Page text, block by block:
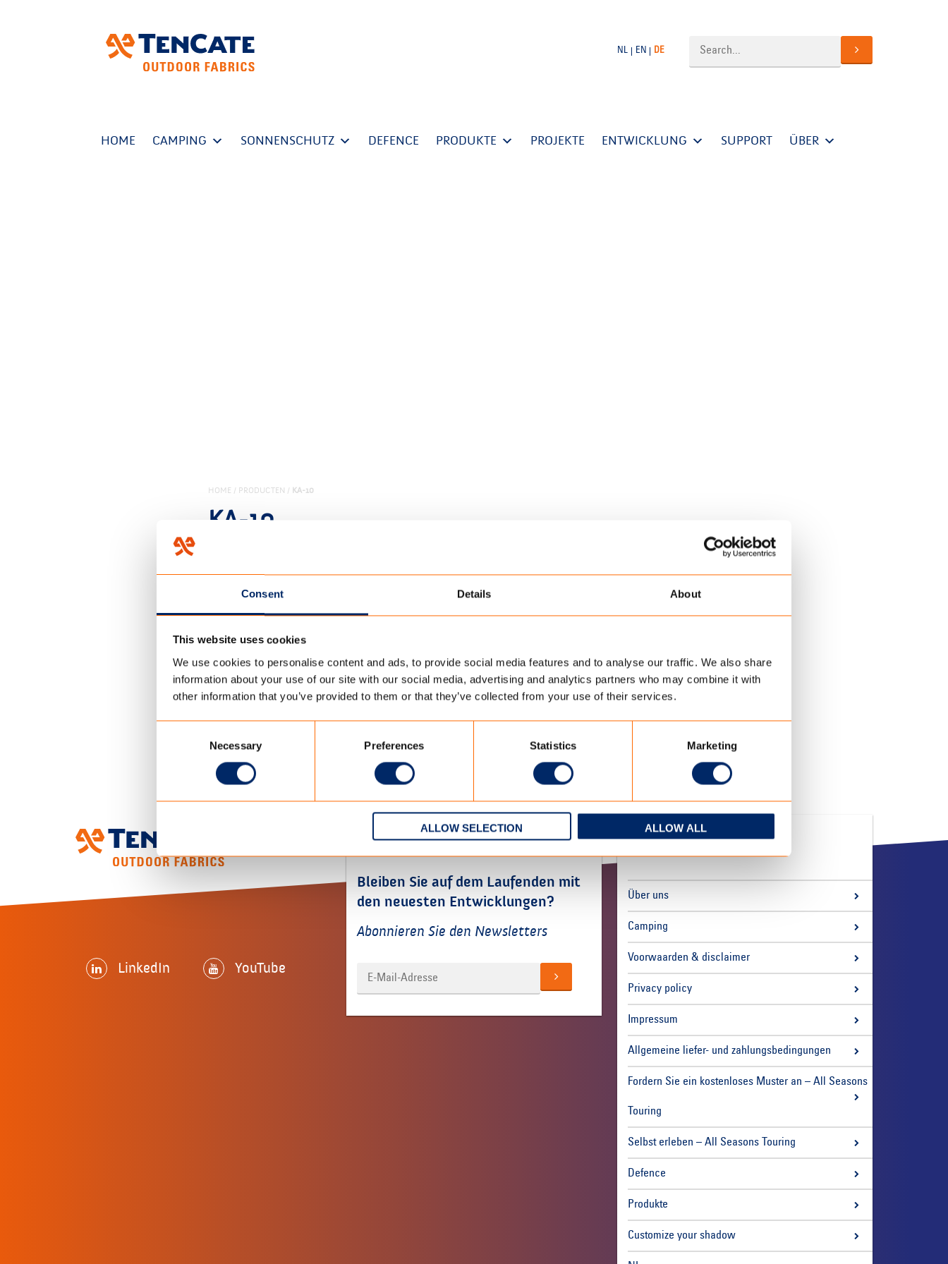
Consent Details About
This website uses cookies
We use cookies to personalise content and ads, to provide social media features and to analyse our traffic. We also share
information about your use of our site with our social media, advertising and analytics partners who may combine it with
other information that you’ve provided to them or that they’ve collected from your use of their services.
Necessary Preferences Statistics Marketing
ALLOW SELECTION ALLOW ALL
NL EN DE
HOME CAMPING SONNENSCHUTZ DEFENCE PRODUKTE PROJEKTE ENTWICKLUNG SUPPORT ÜBER
HOME / PRODUCTEN / KA-10
KA-10
50% Polyester / 50% Baumwolle
280 gr/m2
DIE TECHNISCHEN DATEN HERUNTERLADEN
LinkedIn YouTube
Bleiben Sie auf dem Laufenden mit
den neuesten Entwicklungen?
Abonnieren Sie den Newsletters
Über uns
Camping
Voorwaarden & disclaimer
Privacy policy
Impressum
Allgemeine liefer- und zahlungsbedingungen
Fordern Sie ein kostenloses Muster an – All Seasons
Touring
Selbst erleben – All Seasons Touring
Defence
Produkte
Customize your shadow